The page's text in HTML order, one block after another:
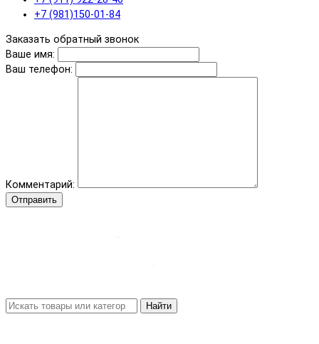
+7 (981)150-01-84
Заказать обратный звонок
Ваше имя:
Ваш телефон:
Комментарий:
Отправить
Найти